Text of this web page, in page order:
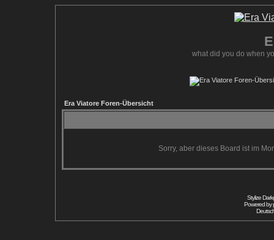
what did you do when
Era Viatore Foren-Übersicht
Sorry, aber dieses Board ist im
Stylize
Powered by